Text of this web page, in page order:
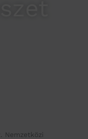
Nemzetközi